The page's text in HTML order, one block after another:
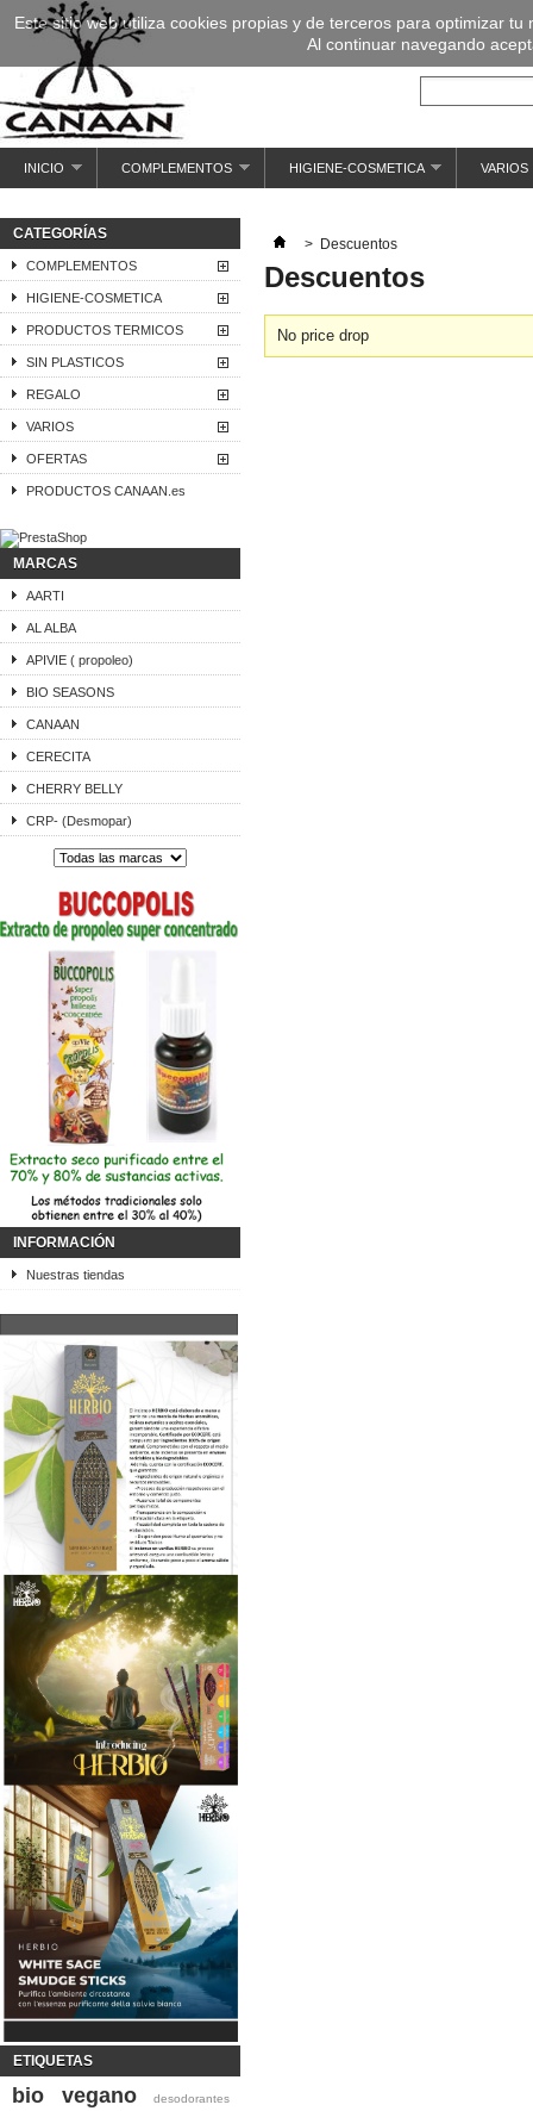
INICIO COMPLEMENTOS HIGIENE-COSMETICA VARIOS
CATEGORÍAS
COMPLEMENTOS
HIGIENE-COSMETICA
PRODUCTOS TERMICOS
SIN PLASTICOS
REGALO
VARIOS
OFERTAS
PRODUCTOS CANAAN.es
MARCAS
AARTI
AL ALBA
APIVIE ( propoleo)
BIO SEASONS
CANAAN
CERECITA
CHERRY BELLY
CRP- (Desmopar)
INFORMACIÓN
Nuestras tiendas
ETIQUETAS
bio vegano
desodorantes
> Descuentos
Descuentos
No price drop
Este sitio web utiliza cookies propias y de terceros para optimizar
Al continuar navegando